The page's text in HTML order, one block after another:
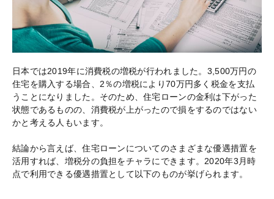
日本では2019年に消費税の増税が行われました。3,500万円の
住宅を購入する場合、2％の増税により70万円多く税金を支払
うことになりました。そのため、住宅ローンの金利は下がった
状態であるものの、消費税が上がったので損をするのではない
かと考える人もいます。
結論から言えば、住宅ローンについてのさまざまな優遇措置を
活用すれば、増税分の負担をチャラにできます。2020年3月時
点で利用できる優遇措置として以下のものが挙げられます。